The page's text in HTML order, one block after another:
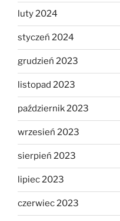
luty 2024
styczeń 2024
grudzień 2023
listopad 2023
październik 2023
wrzesień 2023
sierpień 2023
lipiec 2023
czerwiec 2023